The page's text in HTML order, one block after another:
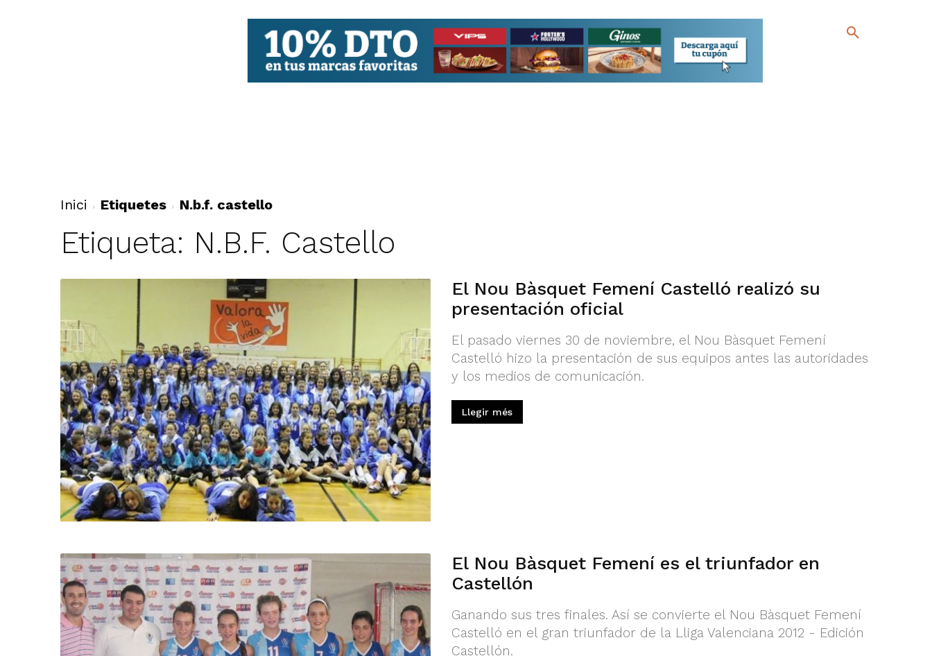
Inici Etiquetes N.b.f. castello
Etiqueta: N.b.f. Castello
El Nou Bàsquet Femení Castelló realizó su
presentación oficial
El pasado viernes 30 de noviembre, el Nou Bàsquet Femení
Castelló hizo la presentación de sus equipos antes las autoridades
y los medios de comunicación.
Llegir més
El Nou Bàsquet Femení es el triunfador en
Castellón
Ganando sus tres finales. Así se convierte el Nou Bàsquet Femení
Castelló en el gran triunfador de la Lliga Valenciana 2012 - Edición
Castellón.